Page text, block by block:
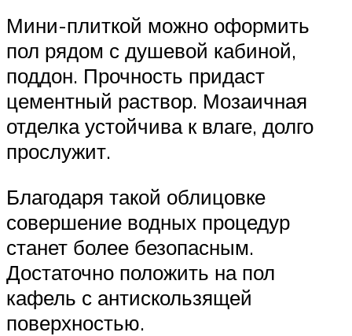
Мини-плиткой можно оформить
пол рядом с душевой кабиной,
поддон. Прочность придаст
цементный раствор. Мозаичная
отделка устойчива к влаге, долго
прослужит.
Благодаря такой облицовке
совершение водных процедур
станет более безопасным.
Достаточно положить на пол
кафель с антискользящей
поверхностью.